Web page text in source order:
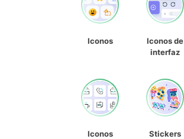
Iconos
Iconos de
interfaz
Iconos
Stickers